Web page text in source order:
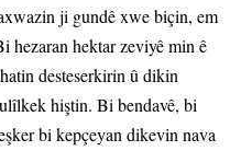
ji gundê xwe biçin, em
hektar zeviyê min ê
desteserkirin û dikin
hiştin. Bi bendavê, bi
bi kepçeyan dikevin nava